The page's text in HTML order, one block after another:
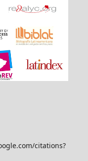
citations?